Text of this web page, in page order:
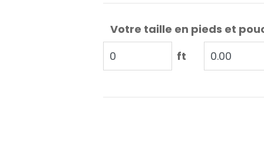
Votre taille en pieds et
ft